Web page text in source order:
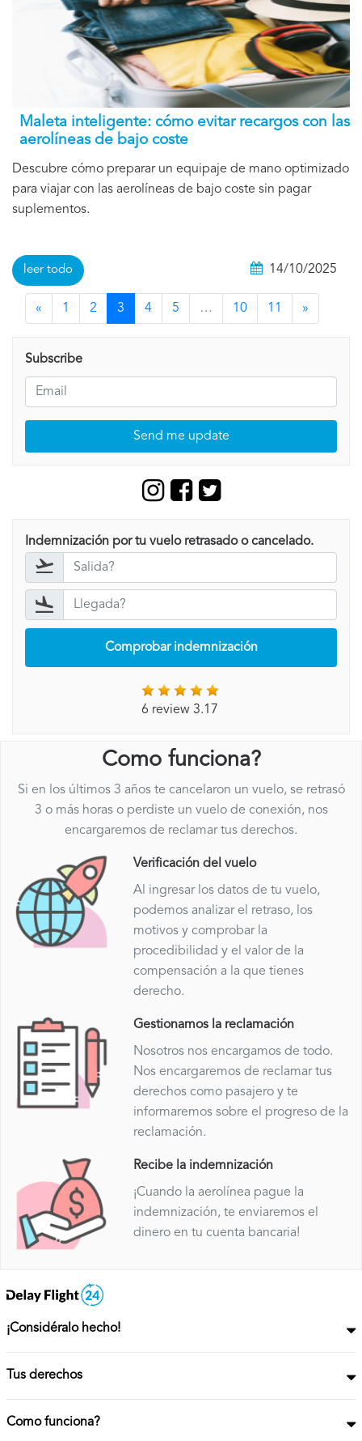
Maleta inteligente: cómo evitar recargos con las
aerolíneas de bajo coste
Descubre cómo preparar un equipaje de mano optimizado
para viajar con las aerolíneas de bajo coste sin pagar
suplementos.
leer todo 14/10/2025
« 1 2 3 4 5 … 10 11 »
Subscribe
Send me update
Indemnización por tu vuelo retrasado o cancelado.
Comprobar indemnización
6 review 3.17
Como funciona?
Si en los últimos 3 años te cancelaron un vuelo, se retrasó
3 o más horas o perdiste un vuelo de conexión, nos
encargaremos de reclamar tus derechos.
Verificación del vuelo
Al ingresar los datos de tu vuelo,
podemos analizar el retraso, los
motivos y comprobar la
procedibilidad y el valor de la
compensación a la que tienes
derecho.
Gestionamos la reclamación
Nosotros nos encargamos de todo.
Nos encargaremos de reclamar tus
derechos como pasajero y te
informaremos sobre el progreso de la
reclamación.
Recibe la indemnización
¡Cuando la aerolínea pague la
indemnización, te enviaremos el
dinero en tu cuenta bancaria!
¡Considéralo hecho!
Tus derechos
Como funciona?